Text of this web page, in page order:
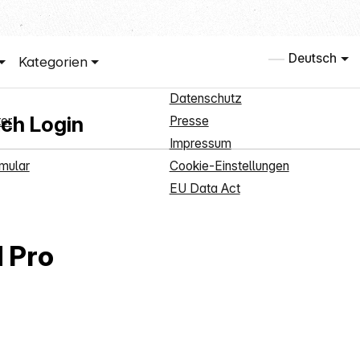
Deutsch
Kategorien
Login
Pro
Datenschutz
Presse
Impressum
Cookie-Einstellungen
EU Data Act